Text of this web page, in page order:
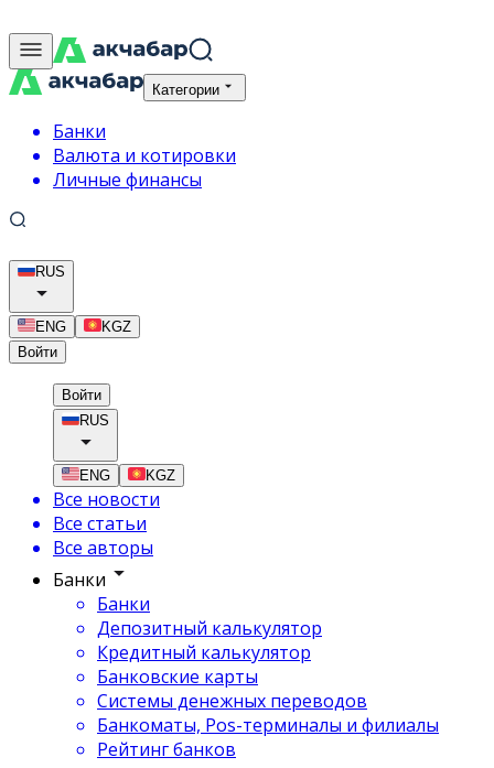
Категории
Банки
Валюта и котировки
Личные финансы
RUS
ENG
KGZ
Войти
Войти
RUS
ENG KGZ
Все новости
Все статьи
Все авторы
Банки
Банки
Депозитный калькулятор
Кредитный калькулятор
Банковские карты
Системы денежных переводов
Банкоматы, Pos-терминалы и филиалы
Рейтинг банков